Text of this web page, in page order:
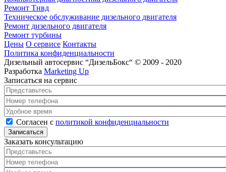
Ремонт Тнвд
Техническое обслуживание дизельного двигателя
Ремонт дизельного двигателя
Ремонт турбины
Цены О сервисе Контакты
Политика конфиденциальности
Дизельный автосервис “ДизельБокс“ © 2009 - 2020
Разработка Marketing Up
Записаться на сервис
Представьтесь
Номер телефона
Удобное время
Согласен с политикой конфиденциальности*
Согласен с политикой конфиденциальности
Заказать консультацию
Представьтесь
Номер телефона